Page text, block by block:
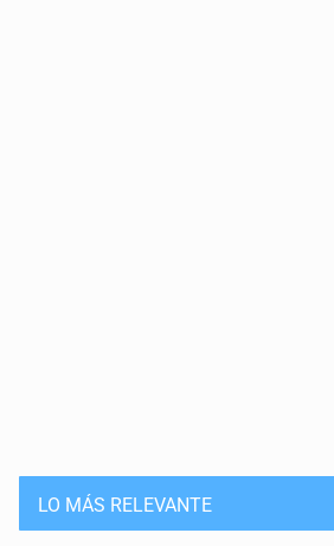
LO MÁS RELEVANTE